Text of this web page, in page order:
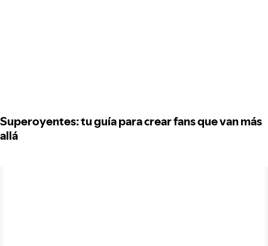
Superoyentes: tu guía para crear fans que van más
allá